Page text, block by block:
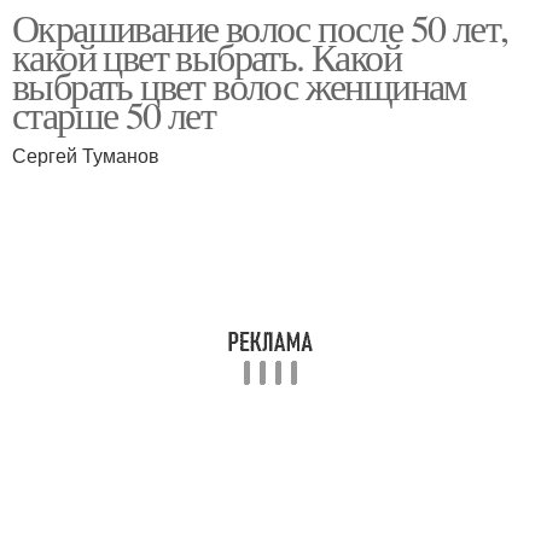
Окрашивание волос после 50 лет,
какой цвет выбрать. Какой
выбрать цвет волос женщинам
старше 50 лет
Сергей Туманов